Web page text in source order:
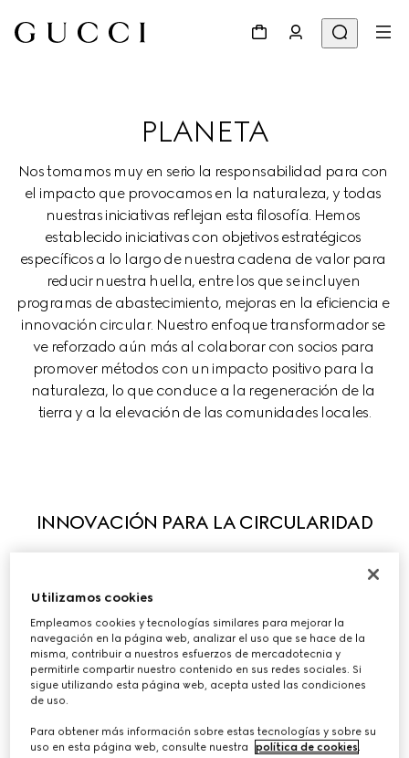
PLANETA
Nos tomamos muy en serio la responsabilidad para con
el impacto que provocamos en la naturaleza, y todas
nuestras iniciativas reflejan esta filosofía. Hemos
establecido iniciativas con objetivos estratégicos
específicos a lo largo de nuestra cadena de valor para
reducir nuestra huella, entre los que se incluyen
programas de abastecimiento, mejoras en la eficiencia e
innovación circular. Nuestro enfoque transformador se
ve reforzado aún más al colaborar con socios para
promover métodos con un impacto positivo para la
naturaleza, lo que conduce a la regeneración de la
tierra y a la elevación de las comunidades locales.
INNOVACIÓN PARA LA CIRCULARIDAD
La adopción y el escalado de los principios de
circularidad comienza con el diseño creativo y la
innovación.
Hemos construido una estrategia circular exhaustiva
para eliminar los residuos y la contaminación al tiempo
que mejoramos la durabilidad, la capacidad de
recuperación, la reutilización, el reciclaje y la segunda
Utilizamos cookies
Empleamos cookies y tecnologías similares para mejorar la
navegación en la página web, analizar el uso que se hace de la
misma, contribuir a nuestros esfuerzos de mercadotecnia y
permitirle compartir nuestro contenido en sus redes sociales. Si
sigue utilizando esta página web, acepta usted las condiciones
de uso.
Para obtener más información sobre estas tecnologías y sobre su
uso en esta página web, consulte nuestra
política de cookies.